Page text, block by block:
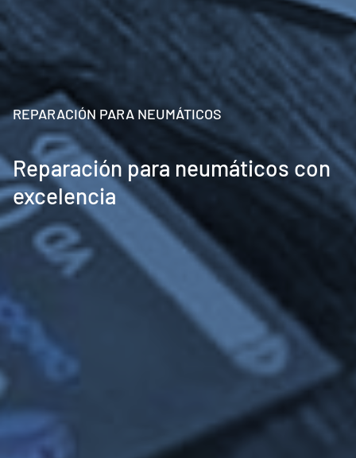
REPARACIÓN PARA NEUMÁTICOS
Reparación para neumáticos con
excelencia